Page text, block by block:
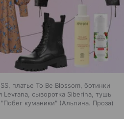
платье To Be Blossom, ботинки
Levrana, сыворотка Siberina, тушь
куманики" (Альпина. Проза)